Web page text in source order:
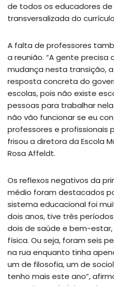
de todos os educadores
transversalizada do
A falta de professores
a reunião. “A gente
mudança nesta transição,
resposta concreta do
escolas, pois não existe
pessoas para trabalhar
não vão funcionar se eu
professores e profissionais
frisou a diretora da Escola
Rosa Affeldt.
Os reflexos negativos da
médio foram destacados
sistema educacional foi
dois anos, tive três
dois de saúde e bem-
física. Ou seja, foram seis
na rua enquanto tinha
um de filosofia, um de
tenho mais este ano”,